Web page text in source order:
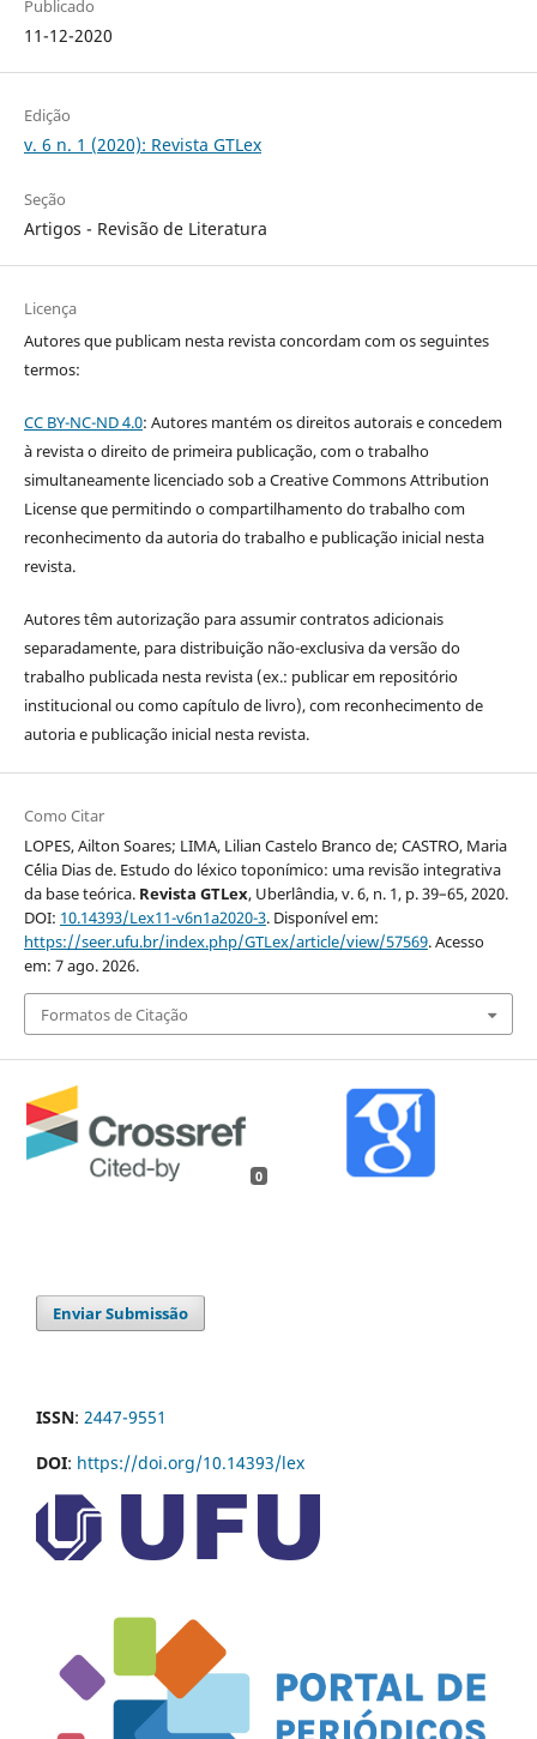
Publicado
11-12-2020
Edição
v. 6 n. 1 (2020): Revista GTLex
Seção
Artigos - Revisão de Literatura
Licença
Autores que publicam nesta revista concordam com os seguintes
termos:
CC BY-NC-ND 4.0: Autores mantém os direitos autorais e concedem
à revista o direito de primeira publicação, com o trabalho
simultaneamente licenciado sob a Creative Commons Attribution
License que permitindo o compartilhamento do trabalho com
reconhecimento da autoria do trabalho e publicação inicial nesta
revista.
Autores têm autorização para assumir contratos adicionais
separadamente, para distribuição não-exclusiva da versão do
trabalho publicada nesta revista (ex.: publicar em repositório
institucional ou como capítulo de livro), com reconhecimento de
autoria e publicação inicial nesta revista.
Como Citar
LOPES, Ailton Soares; LIMA, Lilian Castelo Branco de; CASTRO, Maria
C´élia Dias de. Estudo do léxico toponímico: uma revisão integrativa
da base teórica. Revista GTLex, Uberlândia, v. 6, n. 1, p. 39–65, 2020.
DOI: 10.14393/Lex11-v6n1a2020-3. Disponível em:
https://seer.ufu.br/index.php/GTLex/article/view/57569. Acesso
em: 7 ago. 2026.
Formatos de Citação
0
Enviar Submissão
ISSN: 2447-9551
DOI: https://doi.org/10.14393/lex